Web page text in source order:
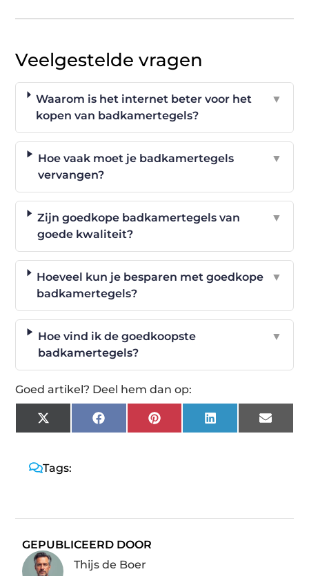
Veelgestelde vragen
Waarom is het internet beter voor het
kopen van badkamertegels?
▼
Hoe vaak moet je badkamertegels
vervangen?
▼
Zijn goedkope badkamertegels van
goede kwaliteit?
▼
Hoeveel kun je besparen met goedkope
badkamertegels?
▼
Hoe vind ik de goedkoopste
badkamertegels?
▼
Goed artikel? Deel hem dan op:
X
(Twitter)
FacebookPinterestLinkedIn Email
Tags:
GEPUBLICEERD DOOR
Thijs de Boer